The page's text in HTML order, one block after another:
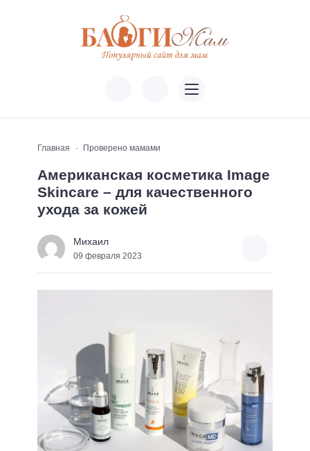
Главная Проверено мамами
Американская косметика Image
Skincare – для качественного
ухода за кожей
Михаил
09 февраля 2023